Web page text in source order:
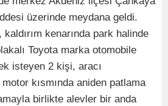
üzerinde meydana geldi.
kenarında park halinde
Toyota marka otomobile
isteyen 2 kişi, aracı
motor kısmında aniden patlama
birlikte alevler bir anda